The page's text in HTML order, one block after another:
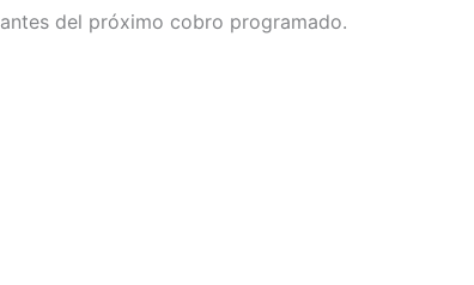
antes del próximo cobro programado.